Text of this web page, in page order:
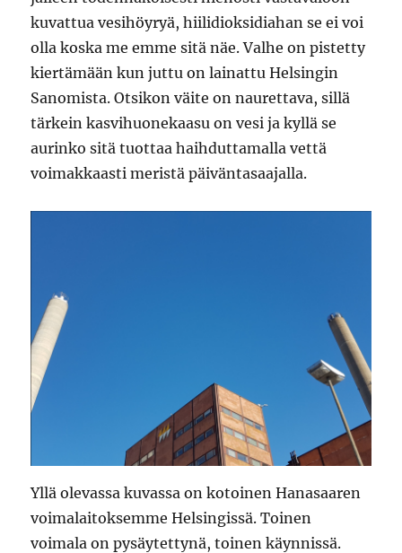
kuvattua vesihöyryä, hiilidioksidiahan se ei voi
olla koska me emme sitä näe. Valhe on pistetty
kiertämään kun juttu on lainattu Helsingin
Sanomista. Otsikon väite on naurettava, sillä
tärkein kasvihuonekaasu on vesi ja kyllä se
aurinko sitä tuottaa haihduttamalla vettä
voimakkaasti meristä päiväntasaajalla.
Yllä olevassa kuvassa on kotoinen Hanasaaren
voimalaitoksemme Helsingissä. Toinen
voimala on pysäytettynä, toinen käynnissä.